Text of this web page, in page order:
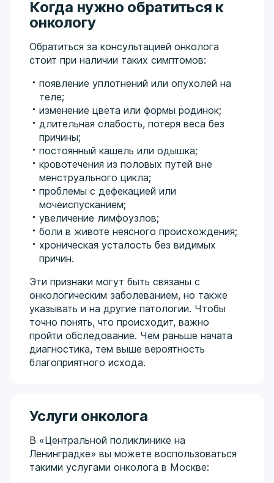
Когда нужно обратиться к
онкологу
Обратиться за консультацией онколога
стоит при наличии таких симптомов:
появление уплотнений или опухолей на
теле;
изменение цвета или формы родинок;
длительная слабость, потеря веса без
причины;
постоянный кашель или одышка;
кровотечения из половых путей вне
менструального цикла;
проблемы с дефекацией или
мочеиспусканием;
увеличение лимфоузлов;
боли в животе неясного происхождения;
хроническая усталость без видимых
причин.
Эти признаки могут быть связаны с
онкологическим заболеванием, но также
указывать и на другие патологии. Чтобы
точно понять, что происходит, важно
пройти обследование. Чем раньше начата
диагностика, тем выше вероятность
благоприятного исхода.
Услуги онколога
В «Центральной поликлинике на
Ленинградке» вы можете воспользоваться
такими услугами онколога в Москве: